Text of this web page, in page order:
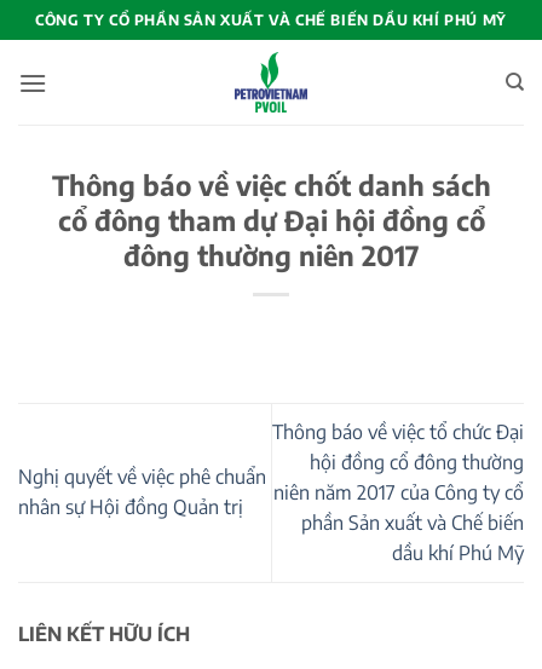
qua
nội
CÔNG TY CỔ PHẦN SẢN XUẤT VÀ CHẾ BIẾN DẦU KHÍ PHÚ MỸ
Thông báo về việc chốt danh sách
cổ đông tham dự Đại hội đồng cổ
đông thường niên 2017
Nghị quyết về việc phê chuẩn
nhân sự Hội đồng Quản trị
Thông báo về việc tổ chức Đại
hội đồng cổ đông thường
niên năm 2017 của Công ty cổ
phần Sản xuất và Chế biến
dầu khí Phú Mỹ
LIÊN KẾT HỮU ÍCH